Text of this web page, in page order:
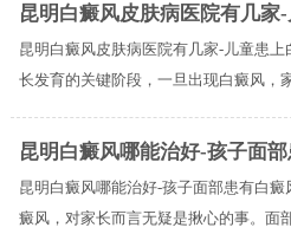
昆明白癜风皮肤病医院有几家
昆明白癜风皮肤病医院有几家-儿童患
长发育的关键阶段，一旦出现白癜风，家
昆明白癜风哪能治好-孩子面
昆明白癜风哪能治好-孩子面部患有白
癜风，对家长而言无疑是揪心的事。面部